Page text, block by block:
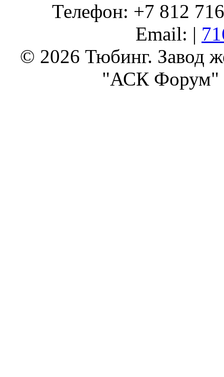
Телефон: +7 812
Email: |
© 2026 Тюбинг. Завод
"АСК Форум"